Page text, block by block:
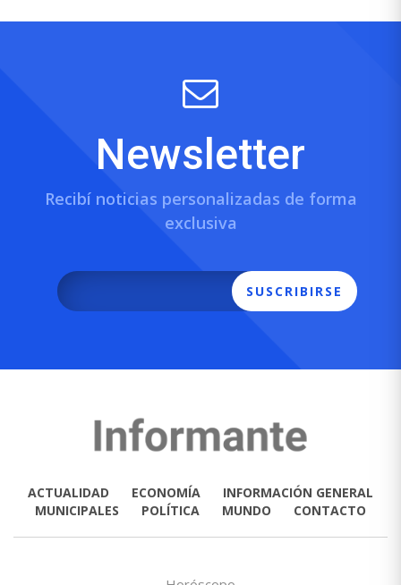
Newsletter
Recibí noticias personalizadas de forma
exclusiva
SUSCRIBIRSE
ACTUALIDAD ECONOMÍA
INFORMACIÓN GENERAL
MUNICIPALES
POLÍTICA MUNDO CONTACTO